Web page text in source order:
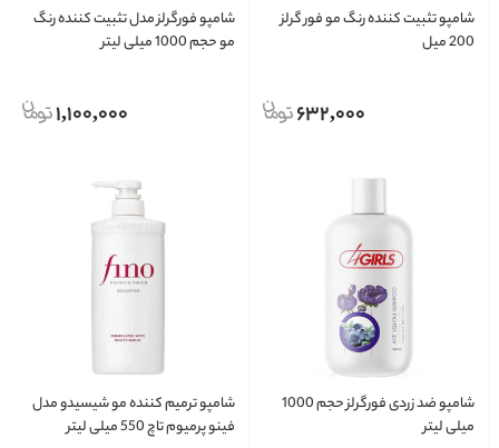
شامپو تثبیت کننده رنگ مو فور گرلز
200 میل
632,000
شامپو فورگرلز مدل تثبیت کننده رنگ
مو حجم 1000 میلی لیتر
1,100,000
شامپو ضد زردی فورگرلز حجم 1000
میلی لیتر
شامپو ترمیم کننده مو شیسیدو مدل
فینو پرمیوم تاچ 550 میلی لیتر